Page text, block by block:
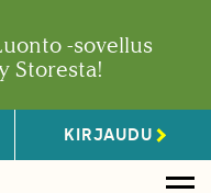
-sovellus
Storesta!
KIRJAUDU